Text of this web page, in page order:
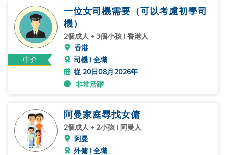
中介
一位女司機需要（可以考慮初學司
機）
2個成人 + 3個小孩 | 香港人
香港
司機 | 全職
從 20日08月2026年
非常活躍
阿曼家庭尋找女傭
2個成人 + 2小孩 | 阿曼人
阿曼
外傭 | 全職